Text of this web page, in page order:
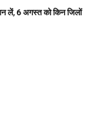
लें, 6 अगस्त को किन जिलों